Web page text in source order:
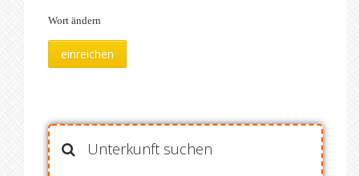
Wort ändern
Unterkunft suchen